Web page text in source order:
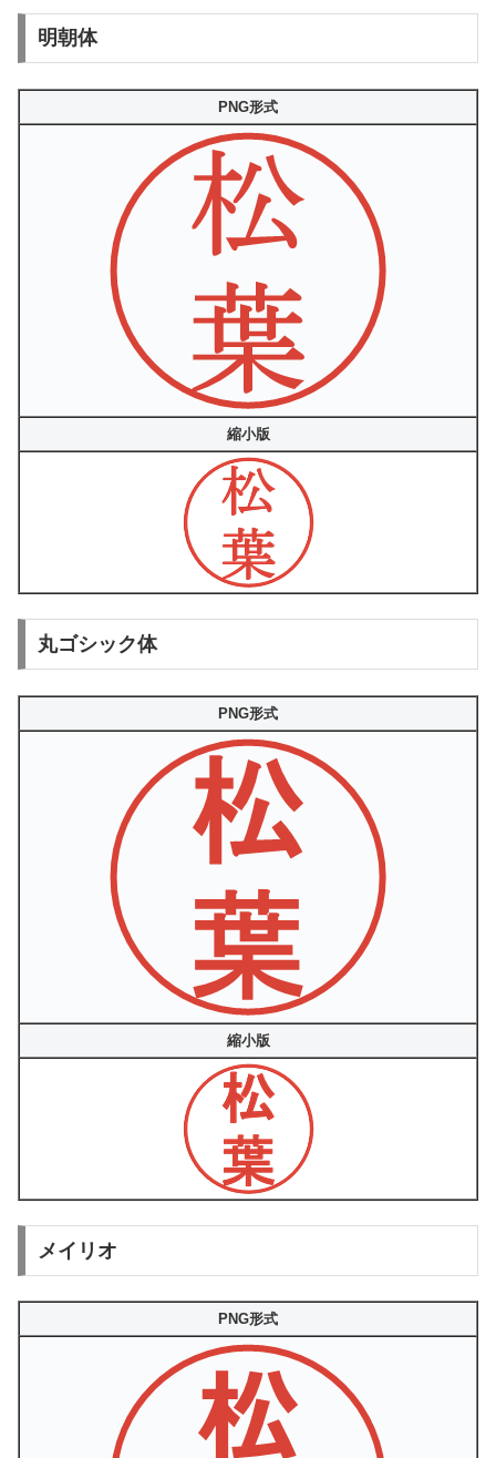
明朝体
PNG形式
縮小版
丸ゴシック体
PNG形式
縮小版
メイリオ
PNG形式